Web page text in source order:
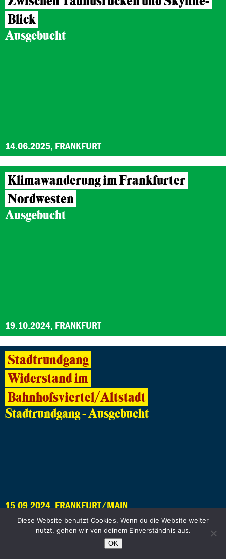
Blick
Ausgebucht
14.06.2025, FRANKFURT
Klimawanderung im Frankfurter
Nordwesten
Ausgebucht
19.10.2024, FRANKFURT
Stadtrundgang
Widerstand im
Bahnhofsviertel/Altstadt
Stadtrundgang - Ausgebucht
15.09.2024, FRANKFURT/MAIN
Innenstadt und Altstadt 2.0 -Mobilität
Diese Website benutzt Cookies. Wenn du die Website weiter
nutzt, gehen wir von deinem Einverständnis aus.
OK